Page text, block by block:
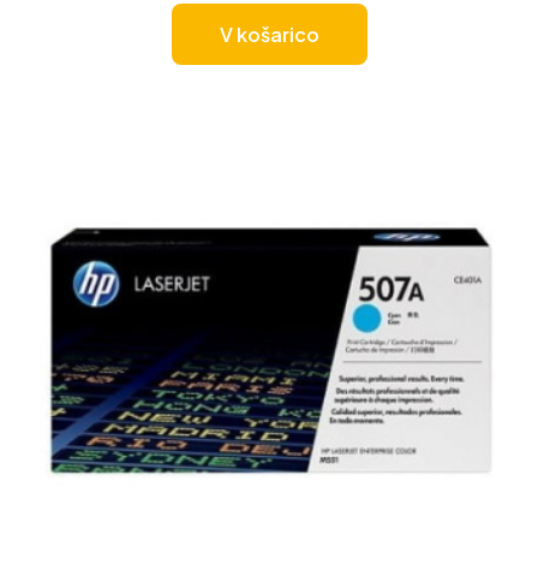
V košarico